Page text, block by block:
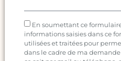
En soumettant ce
informations saisies dans ce
utilisées et traitées pour
dans le cadre de ma